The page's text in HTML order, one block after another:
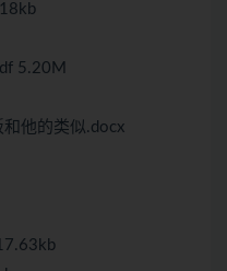
5.20M
他的类似.docx